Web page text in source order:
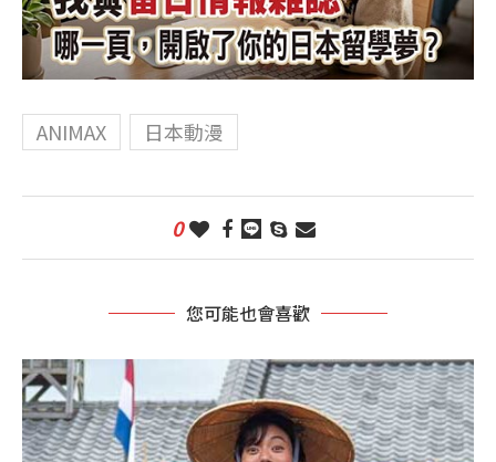
ANIMAX 日本動漫
0
您可能也會喜歡